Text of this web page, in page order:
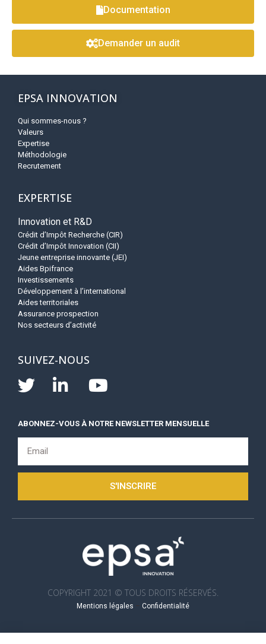
Documentation
Demander un audit
EPSA INNOVATION
Qui sommes-nous ?
Valeurs
Expertise
Méthodologie
Recrutement
EXPERTISE
Innovation et R&D
Crédit d’Impôt Recherche (CIR)
Crédit d’Impôt Innovation (CII)
Jeune entreprise innovante (JEI)
Aides Bpifrance
Investissements
Développement à l’international
Aides territoriales
Assurance prospection
Nos secteurs d’activité
SUIVEZ-NOUS
ABONNEZ-VOUS À NOTRE NEWSLETTER MENSUELLE
S'INSCRIRE
COPYRIGHT 2021 © TOUS DROITS RÉSERVÉS.
Mentions légales – Confidentialité